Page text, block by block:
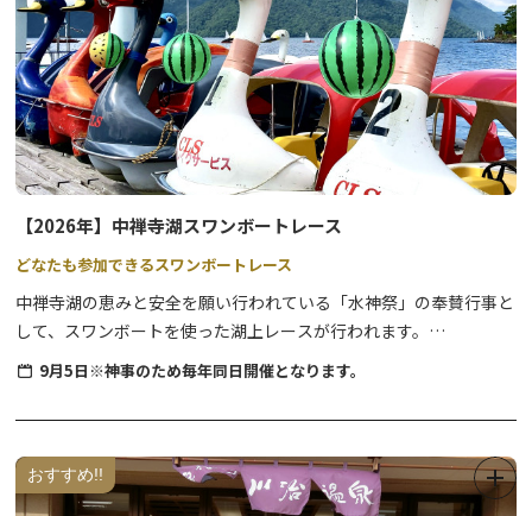
【中禅寺夜間参拝】
日時 10月･･･11日(土) 18日(土) 25日 (土) 17:15～20:00
11月･･･1日(土) 2日(日) 16:15～20:00
場所 中禅寺立木観音🔗
中禅寺立木観音オフィシャルサイト
拝観料 夜間参拝時間は無料
＊但し、お1人様１束の献香(100円)をお願いします。
や、
光の香炉がお楽しみいただけます。
夜間参拝にあわせ、英国大使館・イタリア大使館別荘記念公園もラ
イトアップされ、建物室内の照明も点灯します。
中禅寺湖ナイトクルーズ 10月25日(土) 11月1日(土) 11月2日
立木観音桟橋発着 1周30分 16:50発と17:30発の1日2便
【2026年】中禅寺湖スワンボートレース
どなたも参加できるスワンボートレース
中禅寺湖の恵みと安全を願い行われている「水神祭」の奉賛行事と
して、スワンボートを使った湖上レースが行われます。
スワンたちが中禅寺湖をカラフルに彩ります。
当日は先着順での受付となりますので、参加をご希望の方はどうぞ
※順位やスピードを競うものではございませんので、お気軽にお楽
9月5日※神事のため毎年同日開催となります。
おすすめ!!